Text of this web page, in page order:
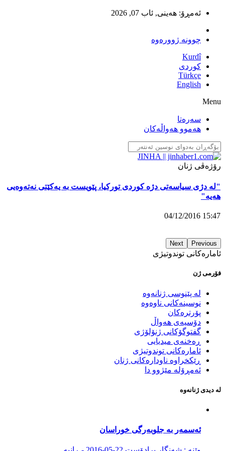
ئەمڕۆ: هەینی, ئاب 07, 2026
چوونە ژوورەوە
Kurdî
كوردى
Türkçe
English
Menu
سەرەتا
هەموو هەواڵەکان
رۆژەڤی ژنان
تەرمی سەبیحە ئوچۆش بەخاک سپێردرا
13:15 03/12/2016
"لە دژی سیاسەتی دژە کوردی تورکیا، پێویست بە یەکێتی نەتەوەیی
هەیە"
15:47 04/12/2016
خەباتی هاوبەشی ژنانی کۆبانێ بەردەوامە
14:58 04/12/2016
شێروان، ئەو گوندەی ٢٠ ساڵە بێ ئاوە
14:25 04/12/2016
داگایی کردنی کەیسی کەمال پێنجوێنی و وەستا سەدیق دواخرا
12:29 04/12/2016
ئەمینیستی سوێد کەمپینێکی بۆ ئازادی زەینەب جەلالیان دەستپێکرد
Previous
Next
ئامارەکانی توندوتیژی
فۆرمی ژن
لە پێنوسی ژنانەوە
نوسینەکانی ناوەوە
پۆرترەکان
دۆسیەی هەواڵ
گفتوگۆکانی ژنۆلۆژی
ڕەخنەی میدیایی
ئامارەکانی توندوتیژی
ڕێکخراوە ناودارەکانی ژنان
ئەمڕۆلە مێژوو دا
لە دیدی ژنانەوە
ئەسمەر بە جلوبەرگی خوراسان